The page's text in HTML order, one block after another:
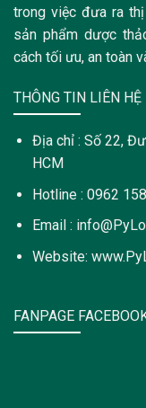
trong việc đưa ra
sản phẩm dược
cách tối ưu, an toàn
THÔNG TIN LIÊN HỆ
Địa chỉ : Số 22,
HCM
Hotline : 0962
Email :
Website:
FANPAGE